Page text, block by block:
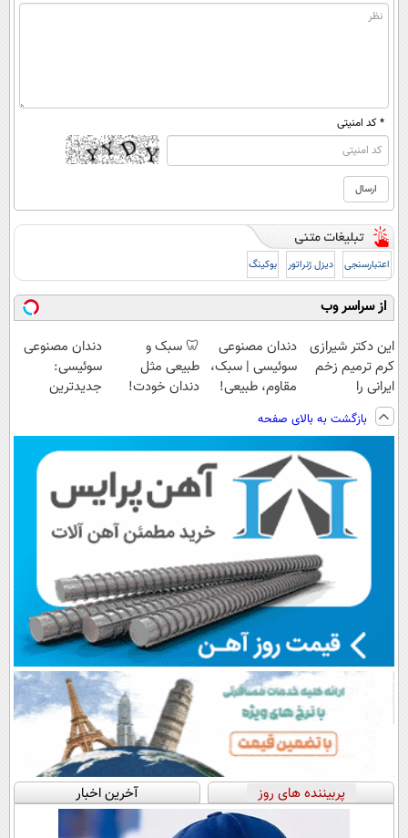
* کد امنیتی
اعتبارسنجی دیزل ژنراتور بوکینگ
از سراسر وب
این دکتر شیرازی
کرم ترمیم زخم
ایرانی را
ساخت!!!
دندان مصنوعی
سوئیسی | سبک،
مقاوم، طبیعی!
رایگان+پرداخت
اقساطی😍
🦷 سبک و
طبیعی مثل
دندان خودت!
💳 📍 تهران
دندان مصنوعی
سوئیسی:
جدیدترین
پرداخت قسطی
بازگشت به بالای صفحه
پربیننده های روز آخرین اخبار